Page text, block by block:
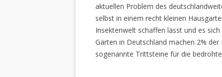
aktuellen Problem des
selbst in einem recht kleinen
Insektenwelt schaffen lässt und es
Gärten in Deutschland machen 2%
sogenannte Trittsteine für die